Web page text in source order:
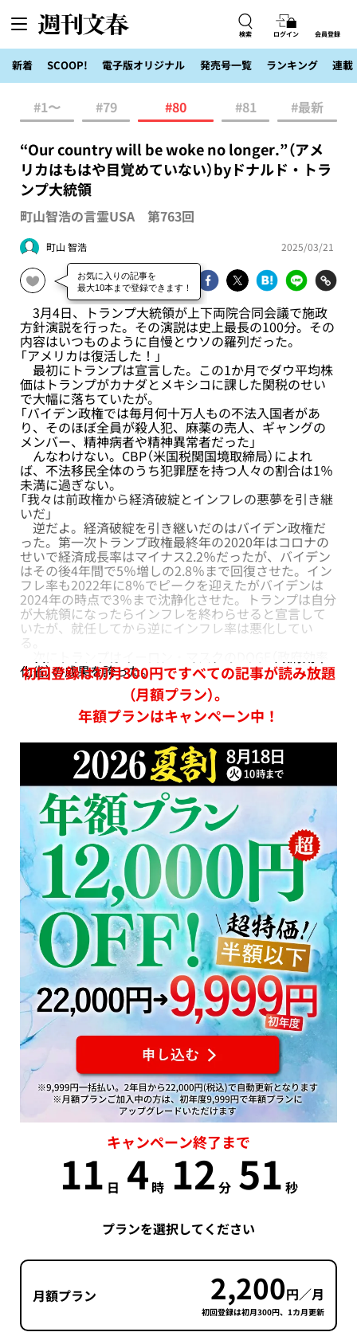
検索 ログイン 会員登録
新着 SCOOP! 電子版オリジナル 発売号一覧 ランキング 連載
#1〜 #79 #80 #81 #最新
“Our country will be woke no longer.”（アメ
リカはもはや目覚めていない）byドナルド・トラ
ンプ大統領
町山智浩の言霊USA 第763回
町山 智浩 2025/03/21
3月4日、トランプ大統領が上下両院合同会議で施政
方針演説を行った。その演説は史上最長の100分。その
内容はいつものように自慢とウソの羅列だった。
「アメリカは復活した！」
最初にトランプは宣言した。この1か月でダウ平均株
価はトランプがカナダとメキシコに課した関税のせい
で大幅に落ちていたが。
「バイデン政権では毎月何十万人もの不法入国者があ
り、そのほぼ全員が殺人犯、麻薬の売人、ギャングの
メンバー、精神病者や精神異常者だった」
んなわけない。CBP（米国税関国境取締局）によれ
ば、不法移民全体のうち犯罪歴を持つ人々の割合は1％
未満に過ぎない。
「我々は前政権から経済破綻とインフレの悪夢を引き継
いだ」
逆だよ。経済破綻を引き継いだのはバイデン政権だ
った。第一次トランプ政権最終年の2020年はコロナの
せいで経済成長率はマイナス2.2％だったが、バイデン
はその後4年間で5％増しの2.8％まで回復させた。イン
フレ率も2022年に8％でピークを迎えたがバイデンは
2024年の時点で3％まで沈静化させた。トランプは自分
が大統領になったらインフレを終わらせると宣言して
いたが、就任してから逆にインフレ率は悪化してい
る。
化省）の成果を誇った。
初回登録は初月300円ですべての記事が読み放題
（月額プラン）。
年額プランはキャンペーン中！
キャンペーン終了まで
11 日 4 時 12 分 51 秒
プランを選択してください
月額プラン 2,200円／月
初回登録は初月300円、1カ月更新